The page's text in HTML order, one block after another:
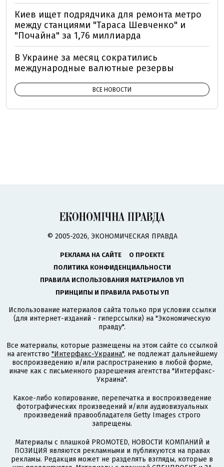
Киев ищет подрядчика для ремонта метро
между станциями "Тараса Шевченко" и
"Почайна" за 1,76 миллиарда
В Украине за месяц сократились
международные валютные резервы
ВСЕ НОВОСТИ
© 2005-2026, ЭКОНОМИЧЕСКАЯ ПРАВДА
РЕКЛАМА НА САЙТЕ
О ПРОЕКТЕ
ПОЛИТИКА КОНФИДЕНЦИАЛЬНОСТИ
ПРАВИЛА ИСПОЛЬЗОВАНИЯ МАТЕРИАЛОВ УП
ПРИНЦИПЫ И ПРАВИЛА РАБОТЫ УП
Использование материалов сайта только при условии ссылки
(для интернет-изданий - гиперссылки) на "Экономическую
правду".
Все материалы, которые размещены на этом сайте со ссылкой
на агентство "Интерфакс-Украина", не подлежат дальнейшему
воспроизведению и/или распространению в любой форме,
иначе как с письменного разрешения агентства "Интерфакс-
Украина".
Какое-либо копирование, перепечатка и воспроизведение
фотографических произведений и/или аудиовизуальных
произведений правообладателя Getty Images строго
запрещены.
Материалы с плашкой PROMOTED, НОВОСТИ КОМПАНИЙ и
ПОЗИЦИЯ являются рекламными и публикуются на правах
рекламы. Редакция может не разделять взгляды, которые в